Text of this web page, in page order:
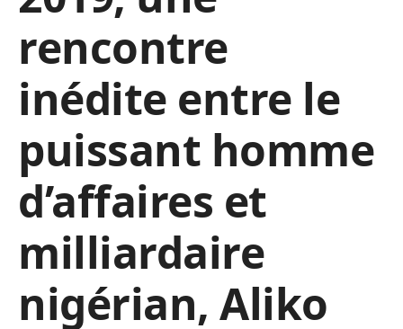
rencontre
inédite entre le
puissant homme
d’affaires et
milliardaire
nigérian, Aliko